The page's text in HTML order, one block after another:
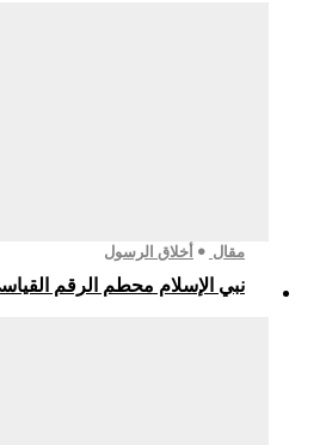
أخلاق الرسول
نبي الإسلام محطم الرقم القياسي في